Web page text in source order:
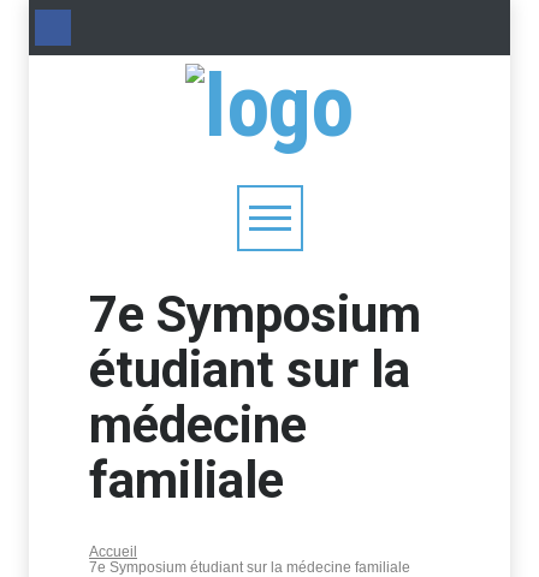
7e Symposium
étudiant sur la
médecine
familiale
Accueil
7e Symposium étudiant sur la médecine familiale